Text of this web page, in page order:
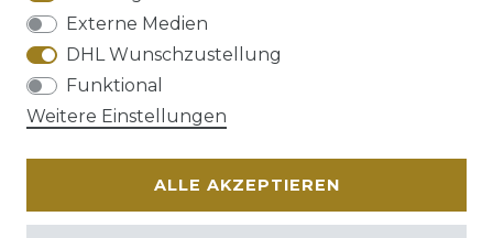
Widerrufs­recht
Externe Medien
DHL Wunschzustellung
Funktional
Weitere Einstellungen
ALLE AKZEPTIEREN